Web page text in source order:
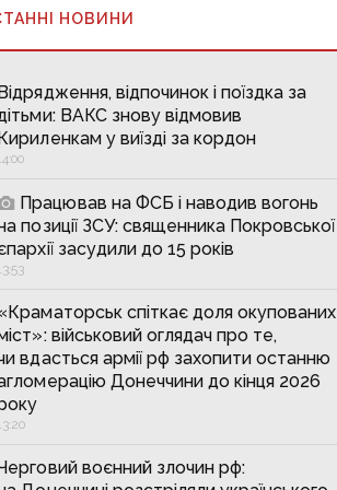
НОВИНИ
відпочинок і поїздка за
ВАКС знову відмовив
у виїзді за кордон
Працював на ФСБ і наводив вогонь
позиції ЗСУ: священника Покровської
засудили до 15 років
спіткає доля окупованих
військовий оглядач про те,
вдасться армії рф захопити останню
Донеччини до кінця 2026
воєнний злочин рф: